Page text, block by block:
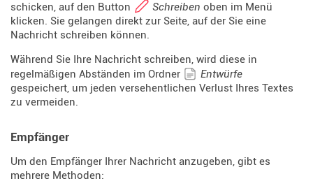
schicken, auf den Button
Schreiben oben im Menü
klicken. Sie gelangen direkt zur Seite, auf der Sie eine
Nachricht schreiben können.
Während Sie Ihre Nachricht schreiben, wird diese in
regelmäßigen Abständen im Ordner
Entwürfe
gespeichert, um jeden versehentlichen Verlust Ihres Textes
zu vermeiden.
Empfänger
Um den Empfänger Ihrer Nachricht anzugeben, gibt es
mehrere Methoden: